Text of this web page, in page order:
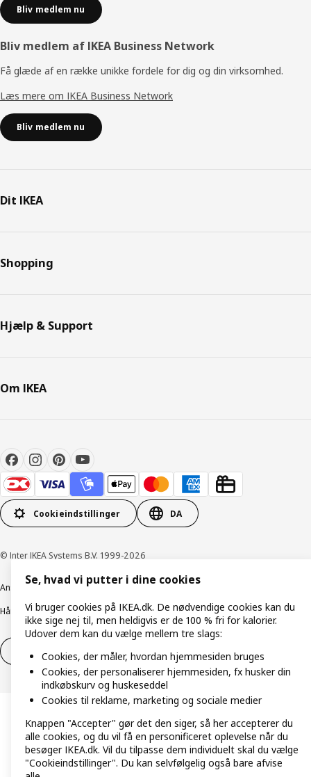
Bliv medlem nu
Bliv medlem af IKEA Business Network
Få glæde af en række unikke fordele for dig og din virksomhed.
Læs mere om IKEA Business Network
Bliv medlem nu
Dit IKEA
Shopping
Hjælp & Support
Om IKEA
Cookieindstillinger DA
© Inter IKEA Systems B.V. 1999-2026
Ansvarlig rapportering CookiepolitikDigital tilgængelighed
Håndtering af persondata Salgs- og leveringsbetingelser
Fortryd dit køb Fortryd dit køb af service
Se, hvad vi putter i dine cookies
Vi bruger cookies på IKEA.dk. De nødvendige cookies kan du
ikke sige nej til, men heldigvis er de 100 % fri for kalorier.
Udover dem kan du vælge mellem tre slags:
Cookies, der måler, hvordan hjemmesiden bruges
Cookies, der personaliserer hjemmesiden, fx husker din
indkøbskurv og huskeseddel
Cookies til reklame, marketing og sociale medier
Knappen "Accepter" gør det den siger, så her accepterer du
alle cookies, og du vil få en personificeret oplevelse når du
besøger IKEA.dk. Vil du tilpasse dem individuelt skal du vælge
"Cookieindstillinger". Du kan selvfølgelig også bare afvise